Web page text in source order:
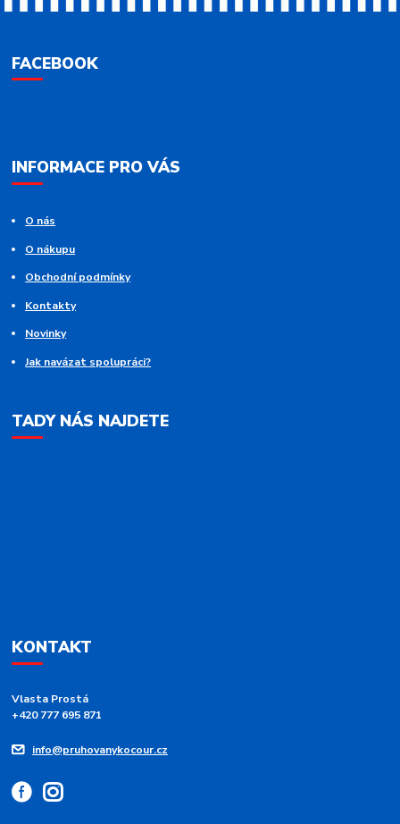
FACEBOOK
INFORMACE PRO VÁS
O nás
O nákupu
Obchodní podmínky
Kontakty
Novinky
Jak navázat spolupráci?
TADY NÁS NAJDETE
KONTAKT
Vlasta Prostá
+420 777 695 871
info@pruhovanykocour.cz